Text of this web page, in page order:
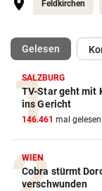
Feldkirchen
Gelesen
SALZBURG
TV-Star geht mit
ins Gericht
146.461 mal gelesen
WIEN
Cobra stürmt
verschwunden